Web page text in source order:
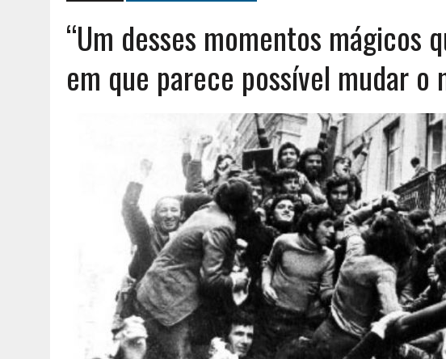
AGOSTO 8, 2026
ENCONTRO NACIONAL DA MÚTUA DOS PESCADORES TERÁ LUGAR EM
“Um desses momentos mágicos
em que parece possível mudar o